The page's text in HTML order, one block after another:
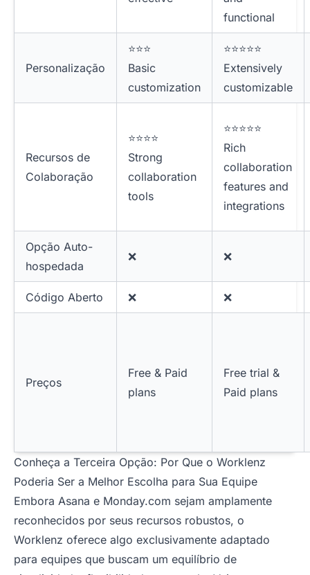
functional
Personalização
⭐⭐⭐
Basic
customization
⭐⭐⭐⭐⭐
Extensively
customizable
Recursos de
Colaboração
⭐⭐⭐⭐
Strong
collaboration
tools
⭐⭐⭐⭐⭐
Rich
collaboration
features and
integrations
Opção Auto-
hospedada
❌ ❌
Código Aberto ❌ ❌
Preços
Free & Paid
plans
Free trial &
Paid plans
Conheça a Terceira Opção: Por Que o Worklenz
Poderia Ser a Melhor Escolha para Sua Equipe
Embora Asana e Monday.com sejam amplamente
reconhecidos por seus recursos robustos, o
Worklenz oferece algo exclusivamente adaptado
para equipes que buscam um equilíbrio de